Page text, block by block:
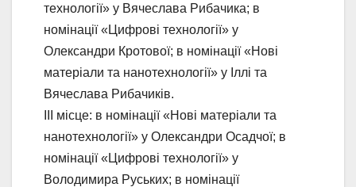
технології» у Вячеслава Рибачика; в
номінації «Цифрові технології» у
Олександри Кротової; в номінації «Нові
матеріали та нанотехнології» у Іллі та
Вячеслава Рибачиків.
ІІІ місце: в номінації «Нові матеріали та
нанотехнології» у Олександри Осадчої; в
номінації «Цифрові технології» у
Володимира Руських; в номінації